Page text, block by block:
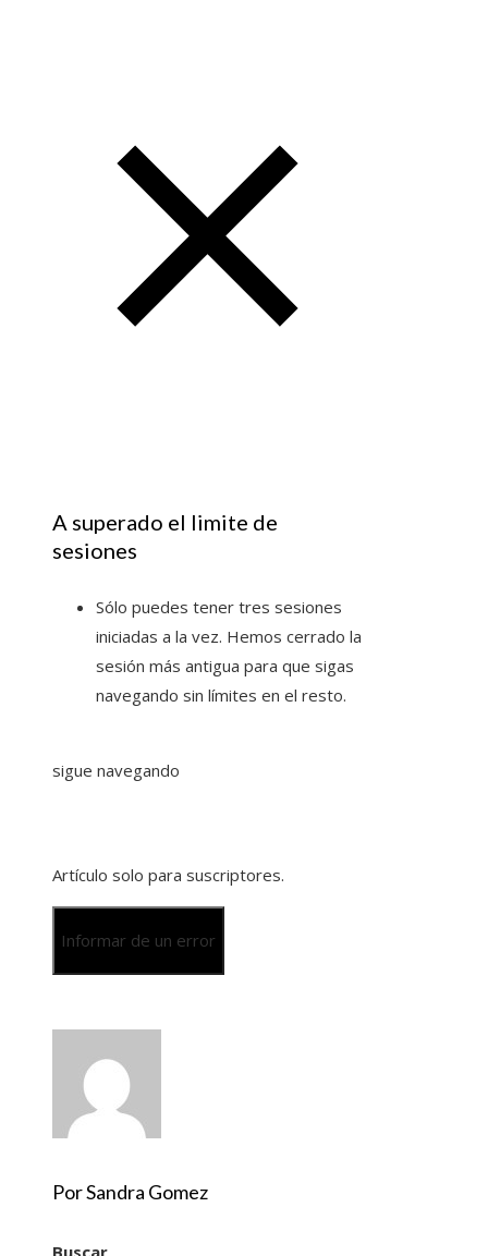
A superado el limite de
sesiones
Sólo puedes tener tres sesiones
iniciadas a la vez. Hemos cerrado la
sesión más antigua para que sigas
navegando sin límites en el resto.
sigue navegando
Artículo solo para suscriptores.
Informar de un error
Por Sandra Gomez